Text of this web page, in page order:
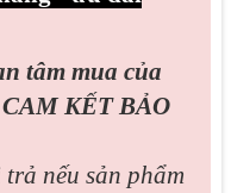
tâm mua của
KẾT BẢO
nếu sản phẩm